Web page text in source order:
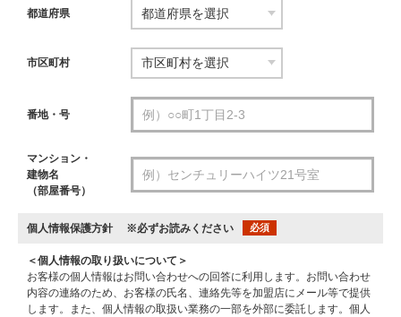
都道府県
市区町村
番地・号
マンション・
建物名
（部屋番号）
個人情報保護方針 ※必ずお読みください 必須
＜個人情報の取り扱いについて＞
お客様の個人情報はお問い合わせへの回答に利用します。お問い合わせ
内容の連絡のため、お客様の氏名、連絡先等を加盟店にメール等で提供
します。また、個人情報の取扱い業務の一部を外部に委託します。個人